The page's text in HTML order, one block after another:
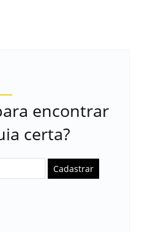
encontrar
certa?
Cadastrar